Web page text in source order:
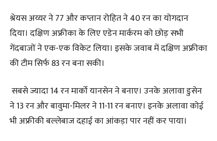
श्रेयस अय्यर ने 77 और कप्तान रोहित ने 40 रन का योगदान
दिया। दक्षिण अफ्रीका के लिए एडेन मार्करम को छोड़ सभी
गेंदबाजों ने एक-एक विकेट लिया। इसके जवाब में दक्षिण अफ्रीका
की टीम सिर्फ 83 रन बना सकी।
सबसे ज्यादा 14 रन मार्को यानसेन ने बनाए। उनके अलावा डुसेन
ने 13 रन और बावुमा-मिलर ने 11-11 रन बनाए। इनके अलावा कोई
भी अफ्रीकी बल्लेबाज दहाई का आंकड़ा पार नहीं कर पाया।